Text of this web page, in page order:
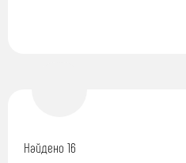
Найдено 16